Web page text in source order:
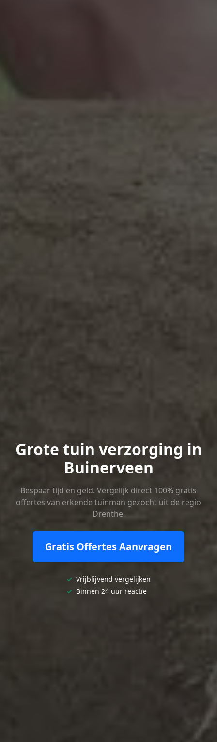
Grote tuin verzorging in
Buinerveen
Bespaar tijd en geld. Vergelijk direct 100% gratis
offertes van erkende tuinman gezocht uit de regio
Drenthe.
Gratis Offertes Aanvragen
✓ Vrijblijvend vergelijken
✓ Binnen 24 uur reactie